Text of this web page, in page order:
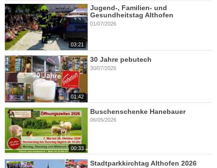
03:21
Jugend-, Familien- und
Gesundheitstag Althofen
01/07/2026
01:42
30 Jahre pebutech
30/07/2026
00:33
Buschenschenke Hanebauer
06/05/2026
Stadtparkkirchtag Althofen 2026